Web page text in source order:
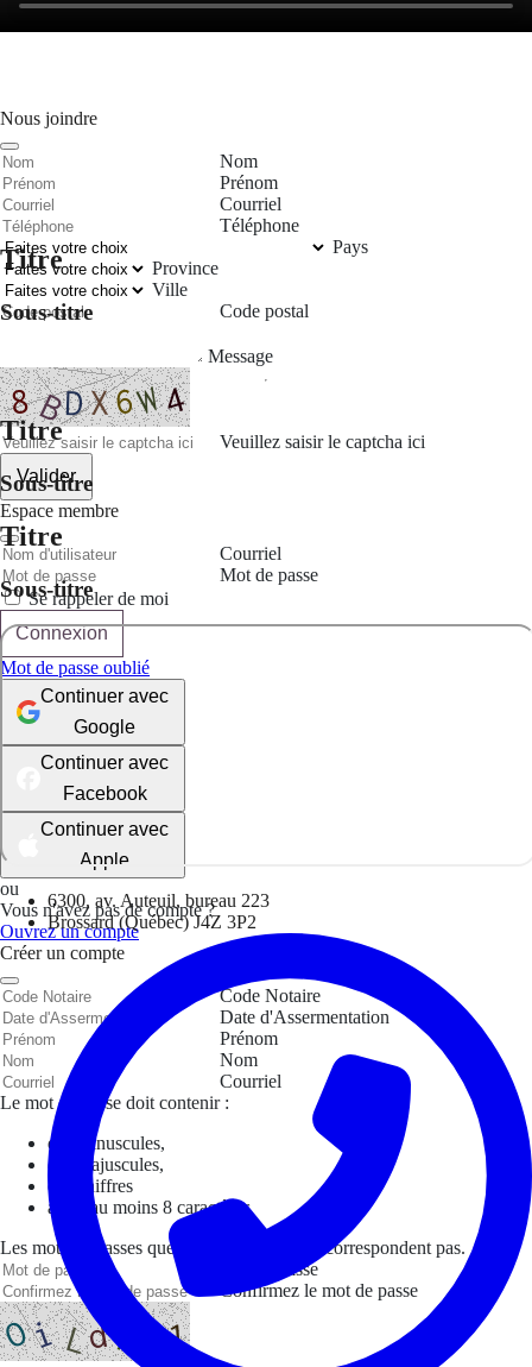
Titre
Sous-titre
Titre
Sous-titre
Titre
Sous-titre
6300, av. Auteuil, bureau 223
Brossard (Québec) J4Z 3P2
Nous joindre
Nom
Prénom
Courriel
Téléphone
Pays
Province
Ville
Code postal
Message
Veuillez saisir le captcha ici
Valider
Espace membre
Courriel
Mot de passe
Se rappeler de moi
Connexion
Mot de passe oublié
Continuer avec
Google
Continuer avec
Facebook
Continuer avec
Apple
ou
Vous n'avez pas de compte ?
Ouvrez un compte
Créer un compte
Code Notaire
Date d'Assermentation
Prénom
Nom
Courriel
Le mot de passe doit contenir :
des minuscules,
des majuscules,
des chiffres
avoir au moins 8 caractères
Les mots de passes que vous avez saisis ne correspondent pas.
Mot de passe
Confirmez le mot de passe